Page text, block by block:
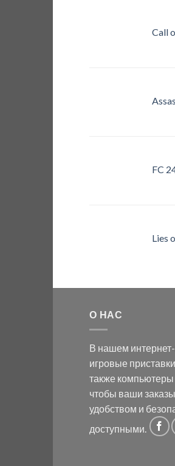
Call
FC
Lies
О НАС
В нашем
игровые
также компьютеры
чтобы ваши
удобством и
доступными.